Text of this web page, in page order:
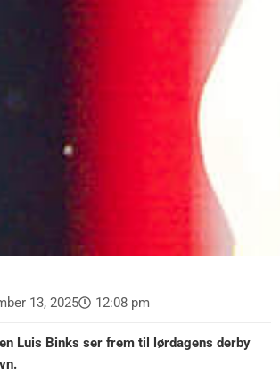
13, 2025 12:08 pm
Luis Binks ser frem til lørdagens derby